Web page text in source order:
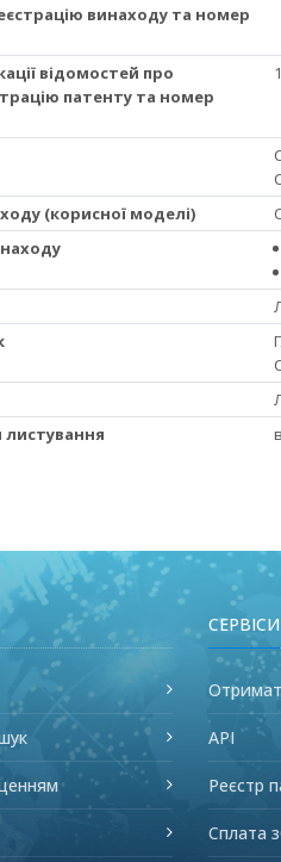
винаходу та номер
відомостей про
патенту та номер
(корисної моделі)
листування
СЕРВІСИ
API
Реєстр
Сплата